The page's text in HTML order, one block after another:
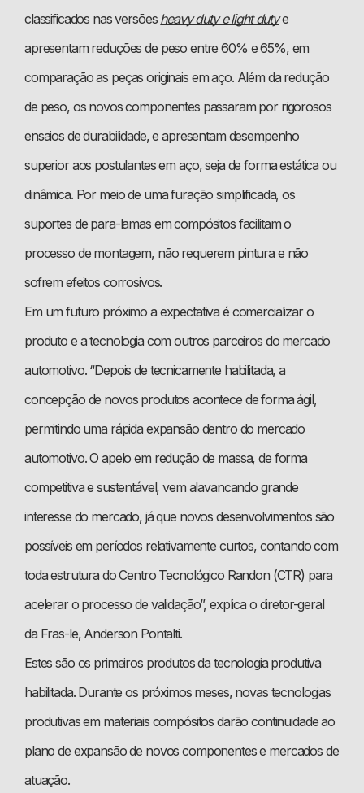
classificados nas versões heavy duty e light dutye
apresentam reduções de peso entre 60% e 65%, em
comparação as peças originais em aço. Além da redução
de peso, os novos componentes passaram por rigorosos
ensaios de durabilidade, e apresentam desempenho
superior aos postulantes em aço, seja de forma estática ou
dinâmica. Por meio de uma furação simplificada, os
suportes de para-lamas em compósitos facilitam o
processo de montagem, não requerem pintura e não
sofrem efeitos corrosivos.
Em um futuro próximo a expectativa é comercializar o
produto e a tecnologia com outros parceiros do mercado
automotivo. “Depois de tecnicamente habilitada, a
concepção de novos produtos acontece de forma ágil,
permitindo uma rápida expansão dentro do mercado
automotivo. O apelo em redução de massa, de forma
competitiva e sustentável, vem alavancando grande
interesse do mercado, já que novos desenvolvimentos são
possíveis em períodos relativamente curtos, contando com
toda estrutura do Centro Tecnológico Randon (CTR) para
acelerar o processo de validação”, explica o diretor-geral
da Fras-le, Anderson Pontalti.
Estes são os primeiros produtos da tecnologia produtiva
habilitada. Durante os próximos meses, novas tecnologias
produtivas em materiais compósitos darão continuidade ao
plano de expansão de novos componentes e mercados de
atuação.